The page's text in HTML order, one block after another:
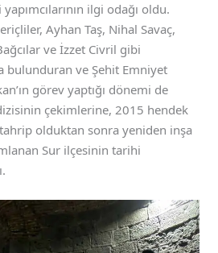
ilgi odağı oldu.
Ayhan Taş, Nihal Savaç,
ve İzzet Civril gibi
bulunduran ve Şehit Emniyet
görev yaptığı dönemi de
çekimlerine, 2015 hendek
olduktan sonra yeniden inşa
Sur ilçesinin tarihi